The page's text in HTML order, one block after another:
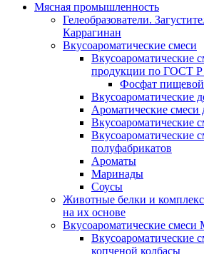
Мясная промышленность
Гелеобразователи.
Каррагинан
Вкусоароматические смеси
Вкусоароматические
продукции по ГОСТ Р
Фосфат пищевой
Вкусоароматические
Ароматические смеси
Вкусоароматические
Вкусоароматические
полуфабрикатов
Ароматы
Маринады
Соусы
Животные белки и
на их основе
Вкусоароматические смеси
Вкусоароматические
копченой колбасы